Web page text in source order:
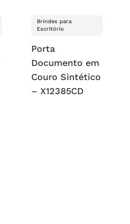
Brindes para
Escritório
Porta
Documento em
Couro Sintético
– X12385CD